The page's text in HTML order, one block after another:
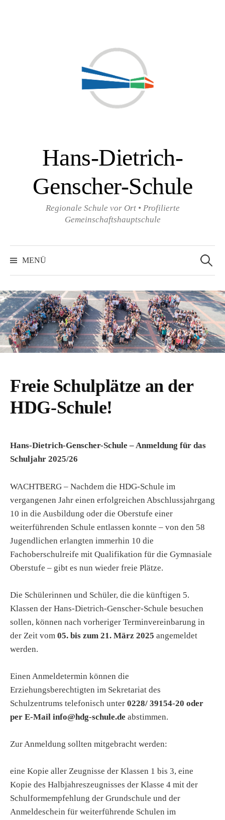
Hans-Dietrich-
Genscher-Schule
Regionale Schule vor Ort • Profilierte
Gemeinschaftshauptschule
MENÜ
nach:
Freie Schulplätze an der
HDG-Schule!
Hans-Dietrich-Genscher-Schule – Anmeldung für das
Schuljahr 2025/26
WACHTBERG – Nachdem die HDG-Schule im
vergangenen Jahr einen erfolgreichen Abschlussjahrgang
10 in die Ausbildung oder die Oberstufe einer
weiterführenden Schule entlassen konnte – von den 58
Jugendlichen erlangten immerhin 10 die
Fachoberschulreife mit Qualifikation für die Gymnasiale
Oberstufe – gibt es nun wieder freie Plätze.
Die Schülerinnen und Schüler, die die künftigen 5.
Klassen der Hans-Dietrich-Genscher-Schule besuchen
sollen, können nach vorheriger Terminvereinbarung in
der Zeit vom 05. bis zum 21. März 2025 angemeldet
werden.
Einen Anmeldetermin können die
Erziehungsberechtigten im Sekretariat des
Schulzentrums telefonisch unter 0228/ 39154-20 oder
per E-Mail info@hdg-schule.de abstimmen.
Zur Anmeldung sollten mitgebracht werden:
eine Kopie aller Zeugnisse der Klassen 1 bis 3, eine
Kopie des Halbjahreszeugnisses der Klasse 4 mit der
Schulformempfehlung der Grundschule und der
Anmeldeschein für weiterführende Schulen im